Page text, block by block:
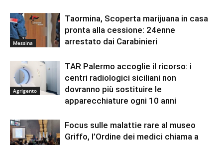
Messina
Taormina, Scoperta marijuana in casa
pronta alla cessione: 24enne
arrestato dai Carabinieri
Agrigento
TAR Palermo accoglie il ricorso: i
centri radiologici siciliani non
dovranno più sostituire le
apparecchiature ogni 10 anni
Focus sulle malattie rare al museo
Griffo, l’Ordine dei medici chiama a